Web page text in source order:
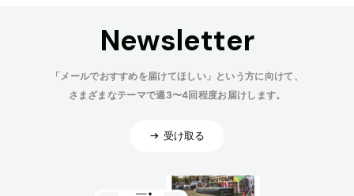
Newsletter
「メールでおすすめを届けてほしい」という方に向けて、
さまざまなテーマで週3〜4回程度お届けします。
受け取る